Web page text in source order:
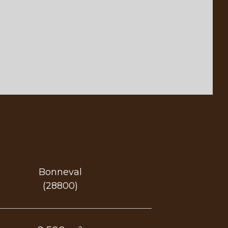
Bonneval
(28800)